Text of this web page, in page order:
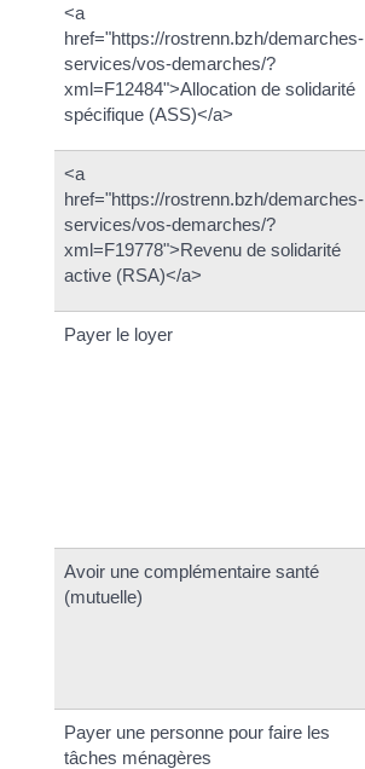
<a
href="https://rostrenn.bzh/demarches-
services/vos-demarches/?
xml=F12484">Allocation de solidarité
spécifique (ASS)</a>
<a
href="https://rostrenn.bzh/demarches-
services/vos-demarches/?
xml=F19778">Revenu de solidarité
active (RSA)</a>
Payer le loyer
Avoir une complémentaire santé
(mutuelle)
Payer une personne pour faire les
tâches ménagères